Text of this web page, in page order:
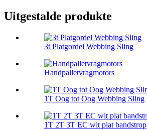
Uitgestalde produkte
3t Platgordel Webbing Sling
Handpalletvragmotors
1T Oog tot Oog Webbing Sling
1T 2T 3T EC wit plat bandstrop